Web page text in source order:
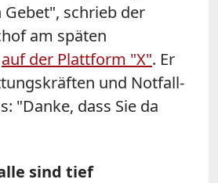
schrieb der
am späten
auf der Plattform "X". Er
und Notfall-
"Danke, dass Sie da
sind tief